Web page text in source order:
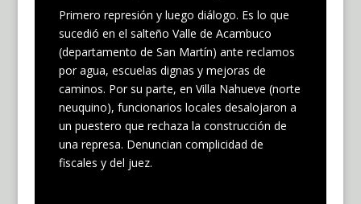
Primero represión y luego diálogo. Es lo que
sucedió en el salteño Valle de Acambuco
(departamento de San Martín) ante reclamos
por agua, escuelas dignas y mejoras de
caminos. Por su parte, en Villa Nahueve (norte
neuquino), funcionarios locales desalojaron a
un puestero que rechaza la construcción de
una represa. Denuncian complicidad de
fiscales y del juez.